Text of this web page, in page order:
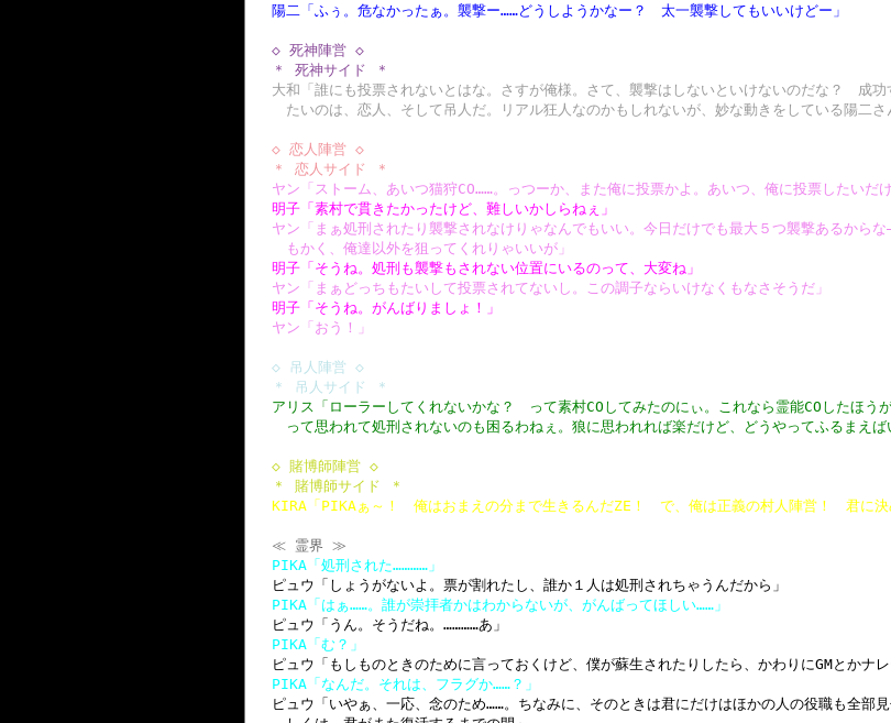
陽二「ふぅ。危なかったぁ。襲撃ー……どうしようかなー？ 太一襲撃してもいいけどー」
◇ 死神陣営 ◇
＊ 死神サイド ＊
大和「誰にも投票されないとはな。さすが俺様。さて、襲撃はしないといけないのだな？ 成
たいのは、恋人、そして吊人だ。リアル狂人なのかもしれないが、妙な動きをしている陽二さ
◇ 恋人陣営 ◇
＊ 恋人サイド ＊
ヤン「ストーム、あいつ猫狩CO……。っつーか、また俺に投票かよ。あいつ、俺に投票したいだ
明子「素村で貫きたかったけど、難しいかしらねぇ」
ヤン「まぁ処刑されたり襲撃されなけりゃなんでもいい。今日だけでも最大５つ襲撃あるから
もかく、俺達以外を狙ってくれりゃいいが」
明子「そうね。処刑も襲撃もされない位置にいるのって、大変ね」
ヤン「まぁどっちもたいして投票されてないし。この調子ならいけなくもなさそうだ」
明子「そうね。がんばりましょ！」
ヤン「おう！」
◇ 吊人陣営 ◇
＊ 吊人サイド ＊
アリス「ローラーしてくれないかな？ って素村COしてみたのにぃ。これなら霊能COしたほう
って思われて処刑されないのも困るわねぇ。狼に思われれば楽だけど、どうやってふるまえば
◇ 賭博師陣営 ◇
＊ 賭博師サイド ＊
KIRA「PIKAぁ～！ 俺はおまえの分まで生きるんだZE！ で、俺は正義の村人陣営！ 君に決
≪ 霊界 ≫
PIKA「処刑された…………」
ピュウ「しょうがないよ。票が割れたし、誰か１人は処刑されちゃうんだから」
PIKA「はぁ……。誰が崇拝者かはわからないが、がんばってほしい……」
ピュウ「うん。そうだね。…………あ」
PIKA「む？」
ピュウ「もしものときのために言っておくけど、僕が蘇生されたりしたら、かわりにGMとかナ
PIKA「なんだ。それは、フラグか……？」
ピュウ「いやぁ、一応、念のため……。ちなみに、そのときは君にだけはほかの人の役職も全部